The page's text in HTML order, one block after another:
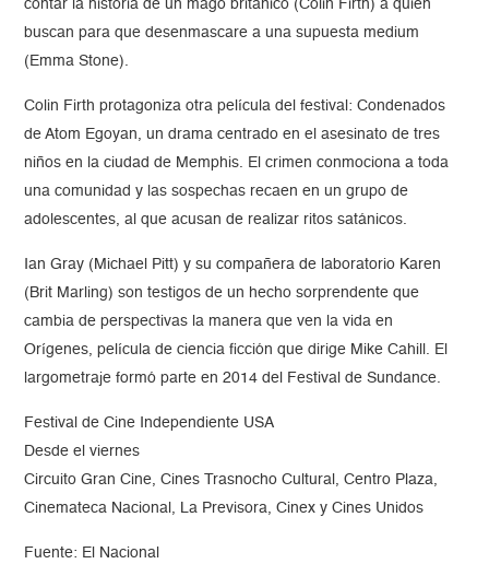
contar la historia de un mago británico (Colin Firth) a quien
buscan para que desenmascare a una supuesta medium
(Emma Stone).
Colin Firth protagoniza otra película del festival: Condenados
de Atom Egoyan, un drama centrado en el asesinato de tres
niños en la ciudad de Memphis. El crimen conmociona a toda
una comunidad y las sospechas recaen en un grupo de
adolescentes, al que acusan de realizar ritos satánicos.
Ian Gray (Michael Pitt) y su compañera de laboratorio Karen
(Brit Marling) son testigos de un hecho sorprendente que
cambia de perspectivas la manera que ven la vida en
Orígenes, película de ciencia ficción que dirige Mike Cahill. El
largometraje formó parte en 2014 del Festival de Sundance.
Festival de Cine Independiente USA
Desde el viernes
Circuito Gran Cine, Cines Trasnocho Cultural, Centro Plaza,
Cinemateca Nacional, La Previsora, Cinex y Cines Unidos
Fuente: El Nacional